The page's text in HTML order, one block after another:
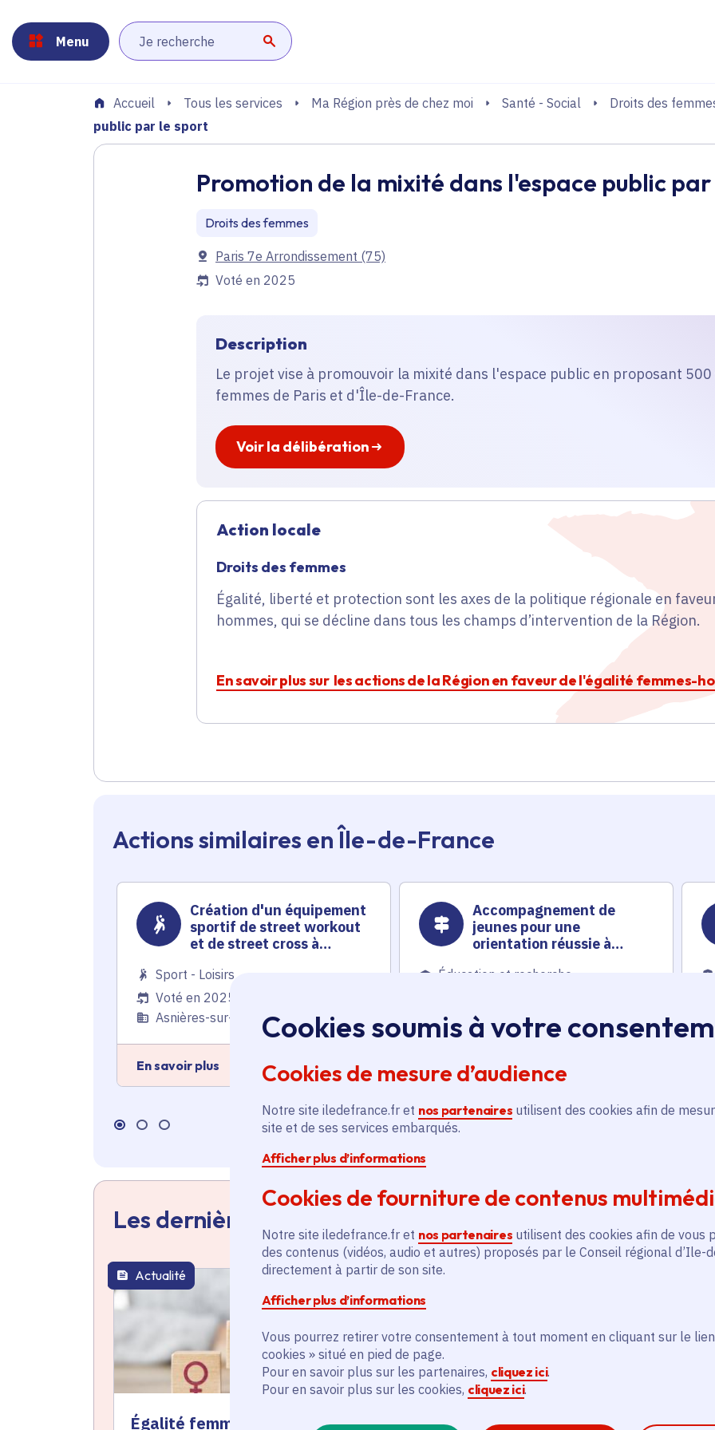
Cookies soumis à votre
Cookies de mesure d’audience
Notre site iledefrance.fr et nos partenaires utilisent des cookies afin de
site et de ses services embarqués.
Afficher plus d’informations
Cookies de fourniture de contenus
Notre site iledefrance.fr et nos partenaires utilisent des cookies afin de vous
des contenus (vidéos, audio et autres) proposés par le Conseil régional d’Ile-
directement à partir de son site.
Afficher plus d’informations
Vous pourrez retirer votre consentement à tout moment en cliquant sur le
cookies » situé en pied de page.
Pour en savoir plus sur les partenaires, cliquez ici.
Pour en savoir plus sur les cookies, cliquez ici.
Menu
Lancer la recherche
Accueil Tous les services Ma Région près de chez moi Santé - Social Droits des
public par le sport
Promotion de la mixité dans l'espace public
Droits des femmes
Communes
Paris 7e Arrondissement (75)
Voté en 2025
Description
Le projet vise à promouvoir la mixité dans l'espace public en proposant
femmes de Paris et d'Île-de-France.
Voir la délibération
Action locale
Droits des femmes
Égalité, liberté et protection sont les axes de la politique régionale en
hommes, qui se décline dans tous les champs d’intervention de la Région.
En savoir plus sur les actions de la Région en faveur de l'égalité femmes-
Actions similaires en Île-de-France
Création d'un équipement
sportif de street workout
et de street cross à
Sport - Loisirs
Voté en 2025
Asnières-sur-Seine (92)
En savoir plus
Accompagnement de
jeunes pour une
orientation réussie à
confiance
Éducation et recherche
5 communes
En savoir plus
Les dernières actualités
thématique active
Actualité
Égalité femmes-hommes : le
Actualité
Becomtech ouvre les métiers